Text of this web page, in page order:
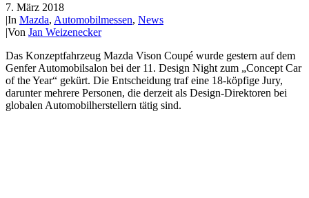
7. März 2018
|In Mazda, Automobilmessen, News
|Von Jan Weizenecker
Das Konzeptfahrzeug Mazda Vison Coupé wurde gestern auf dem
Genfer Automobilsalon bei der 11. Design Night zum „Concept Car
of the Year“ gekürt. Die Entscheidung traf eine 18-köpfige Jury,
darunter mehrere Personen, die derzeit als Design-Direktoren bei
globalen Automobilherstellern tätig sind.